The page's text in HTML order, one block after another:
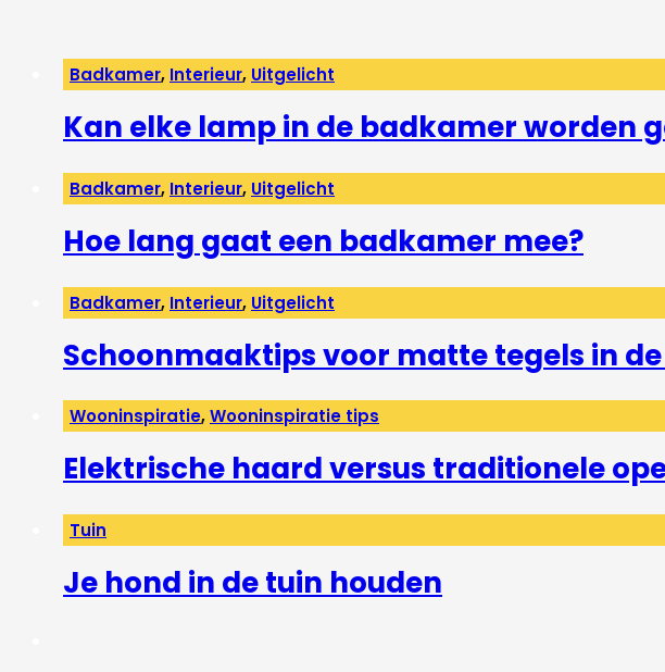
Badkamer, Interieur, Uitgelicht
Kan elke lamp in de badkamer worden
Badkamer, Interieur, Uitgelicht
Hoe lang gaat een badkamer mee?
Badkamer, Interieur, Uitgelicht
Schoonmaaktips voor matte tegels in
Wooninspiratie,Wooninspiratie tips
Elektrische haard versus traditionele
Tuin
Je hond in de tuin houden